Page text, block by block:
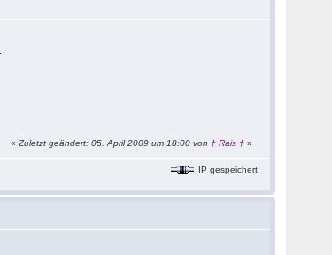
«Zuletzt geändert: 05. April 2009 um 18:00 von † Rais † »
IP gespeichert